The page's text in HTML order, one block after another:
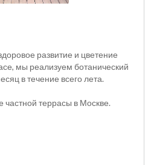
развитие и цветение
мы реализуем ботанический
в течение всего лета.
террасы в Москве.